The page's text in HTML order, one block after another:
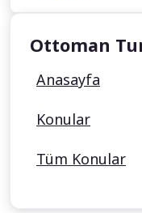
Ottoman
Anasayfa
Konular
Tüm Konular